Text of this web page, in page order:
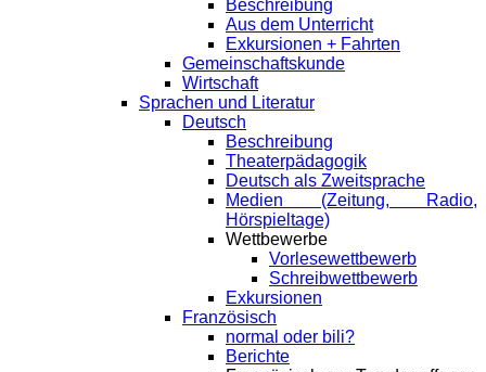
Beschreibung
Aus dem Unterricht
Exkursionen + Fahrten
Gemeinschaftskunde
Wirtschaft
Sprachen und Literatur
Deutsch
Beschreibung
Theaterpädagogik
Deutsch als Zweitsprache
Medien (Zeitung, Radio,
Hörspieltage)
Wettbewerbe
Vorlesewettbewerb
Schreibwettbewerb
Exkursionen
Französisch
normal oder bili?
Berichte